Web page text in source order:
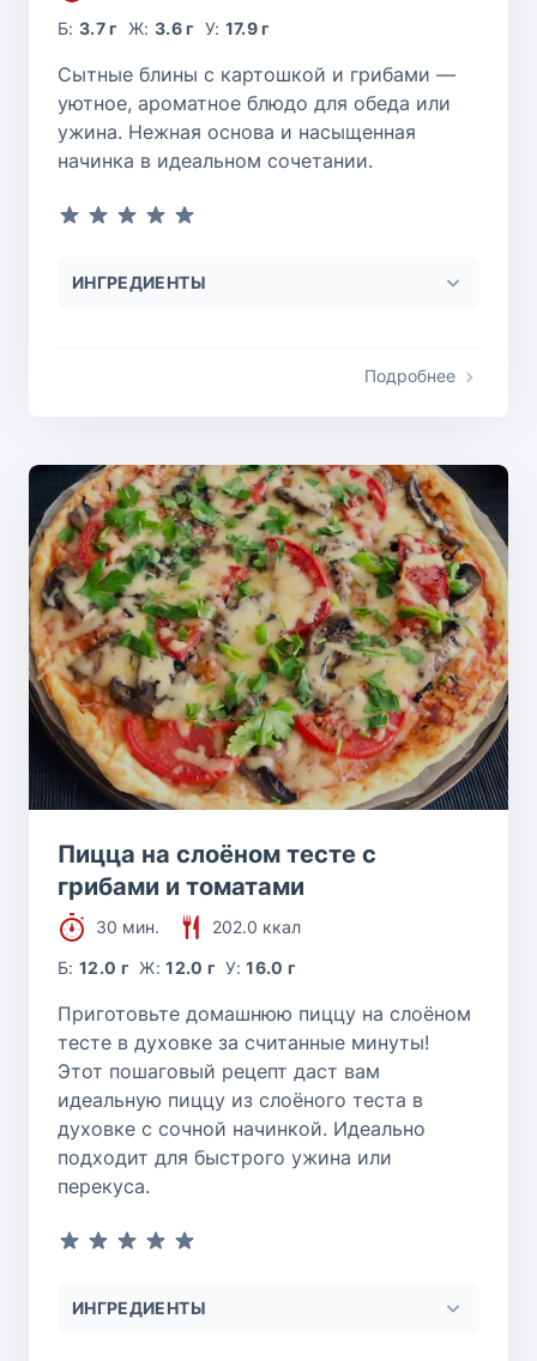
Б:3.7 г Ж: 3.6 г У: 17.9 г
Сытные блины с картошкой и грибами —
уютное, ароматное блюдо для обеда или
ужина. Нежная основа и насыщенная
начинка в идеальном сочетании.
ИНГРЕДИЕНТЫ
Подробнее
Пицца на слоёном тесте с
грибами и томатами
30 мин.
202.0 ккал
Б:12.0 г Ж:12.0 г У:16.0 г
Приготовьте домашнюю пиццу на слоёном
тесте в духовке за считанные минуты!
Этот пошаговый рецепт даст вам
идеальную пиццу из слоёного теста в
духовке с сочной начинкой. Идеально
подходит для быстрого ужина или
перекуса.
ИНГРЕДИЕНТЫ